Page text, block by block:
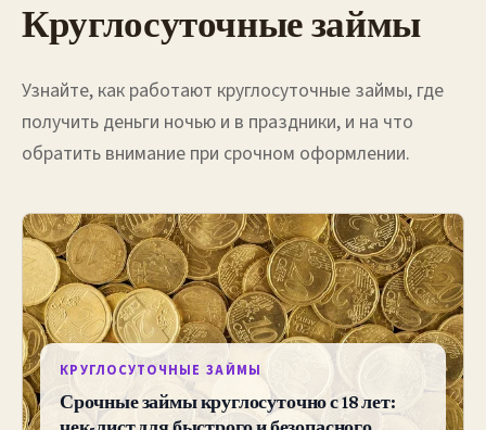
Круглосуточные займы
Узнайте, как работают круглосуточные займы, где
получить деньги ночью и в праздники, и на что
обратить внимание при срочном оформлении.
КРУГЛОСУТОЧНЫЕ ЗАЙМЫ
Срочные займы круглосуточно с 18 лет: